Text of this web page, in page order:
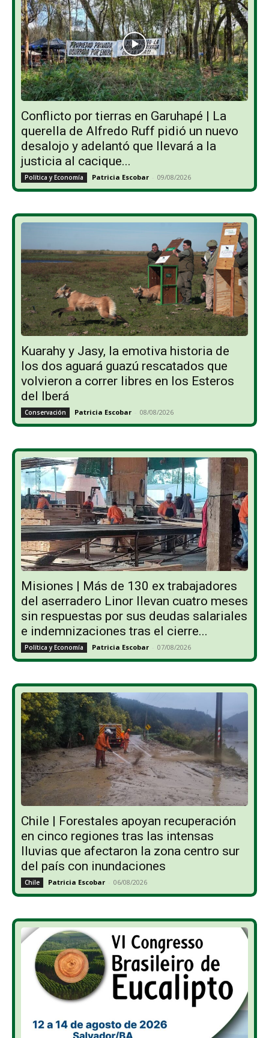
Conflicto por tierras en Garuhapé | La
querella de Alfredo Ruff pidió un nuevo
desalojo y adelantó que llevará a la
justicia al cacique...
Política y Economía Patricia Escobar - 09/08/2026
Kuarahy y Jasy, la emotiva historia de
los dos aguará guazú rescatados que
volvieron a correr libres en los Esteros
del Iberá
Conservación Patricia Escobar - 08/08/2026
Misiones | Más de 130 ex trabajadores
del aserradero Linor llevan cuatro meses
sin respuestas por sus deudas salariales
e indemnizaciones tras el cierre...
Política y Economía Patricia Escobar - 07/08/2026
Chile | Forestales apoyan recuperación
en cinco regiones tras las intensas
lluvias que afectaron la zona centro sur
del país con inundaciones
Chile Patricia Escobar - 06/08/2026